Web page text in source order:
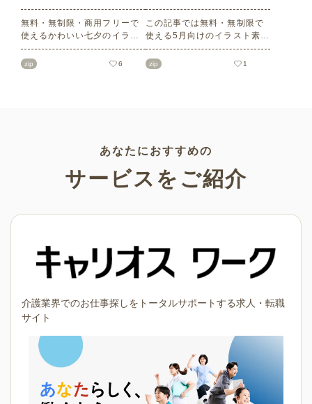
無料・無制限・商用フリーで
使えるかわいい七夕のイラス
ト素材をご紹介します。短冊
の印刷用テンプレート、飾り
zip 6
この記事では無料・無制限で
使える5月向けのイラスト素材
を多数ご紹介します。商用フ
リーの可愛くておしゃれなイ
なシーンでご活用ください！
zip 1
あなたにおすすめの
サービスをご紹介
介護業界でのお仕事探しをトータルサポートする求人・転職
サイト